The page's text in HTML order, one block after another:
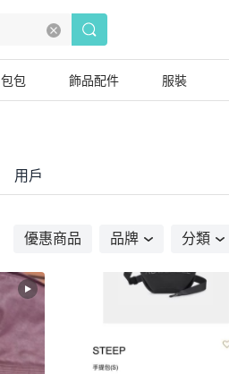
包包 飾品配件 服裝
用戶
優惠商品 品牌 分類